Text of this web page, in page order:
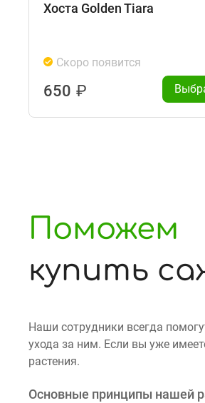
Хоста Golden Tiara
Скоро появится
650 ₽
Поможем
купить
Наши сотрудники всегда
ухода за ним. Если вы уже
растения.
Основные принципы нашей